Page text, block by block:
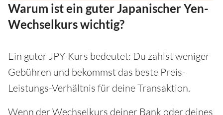
Warum ist ein guter Japanischer Yen-
Wechselkurs wichtig?
Ein guter JPY-Kurs bedeutet: Du zahlst weniger
Gebühren und bekommst das beste Preis-
Leistungs-Verhältnis für deine Transaktion.
Wenn der Wechselkurs deiner Bank oder deines